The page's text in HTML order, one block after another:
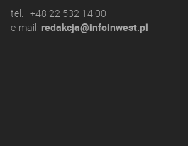
tel. +48 22 532 14 00
e-mail: redakcja@infoinwest.pl